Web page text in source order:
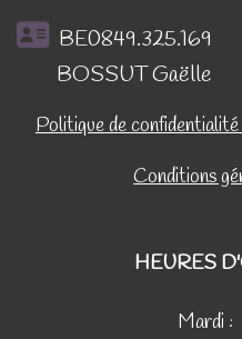
BE0849.325.169
BOSSUT Gaëlle
Politique de
Conditions
HEURES
Mardi :